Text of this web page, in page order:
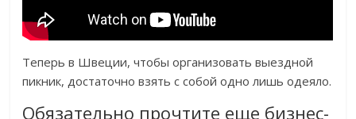
Теперь в Швеции, чтобы организовать выездной
пикник, достаточно взять с собой одно лишь одеяло.
Обязательно прочтите еще бизнес-